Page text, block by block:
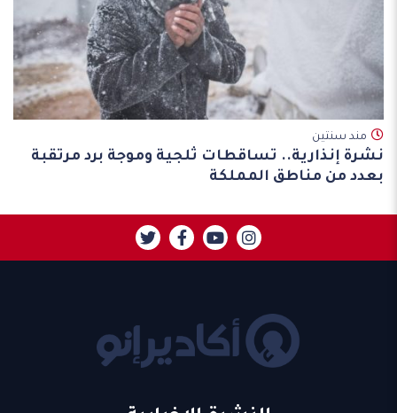
مند سنتين
نشرة إنذارية.. تساقطات ثلجية وموجة برد مرتقبة
بعدد من مناطق المملكة